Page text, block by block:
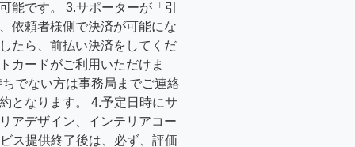
能です。 3.サポーターが「引
依頼者様側で決済が可能にな
たら、前払い決済をしてくだ
カードがご利用いただけま
でない方は事務局までご連絡
となります。 4.予定日時にサ
アデザイン、インテリアコー
ス提供終了後は、必ず、評価